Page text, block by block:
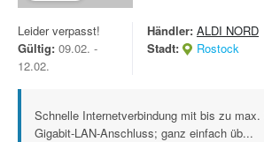
Leider verpasst!
Gültig: 09.02. -
12.02.
Händler: ALDI NORD
Stadt:
Rostock
Schnelle Internetverbindung mit bis zu
Gigabit-LAN-Anschluss; ganz einfach üb...